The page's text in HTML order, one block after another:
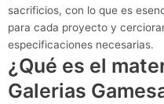
sacrificios, con lo que es
para cada proyecto y
especificaciones necesarias.
¿Qué es el
Galerias